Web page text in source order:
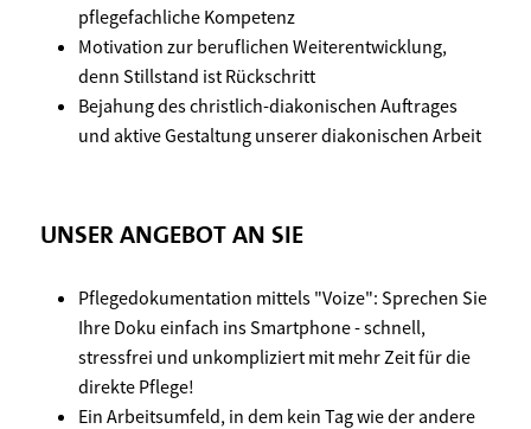
pflegefachliche Kompetenz
Motivation zur beruflichen Weiterentwicklung,
denn Stillstand ist Rückschritt
Bejahung des christlich-diakonischen Auftrages
und aktive Gestaltung unserer diakonischen Arbeit
UNSER ANGEBOT AN SIE
Pflegedokumentation mittels "Voize": Sprechen Sie
Ihre Doku einfach ins Smartphone - schnell,
stressfrei und unkompliziert mit mehr Zeit für die
direkte Pflege!
Ein Arbeitsumfeld, in dem kein Tag wie der andere